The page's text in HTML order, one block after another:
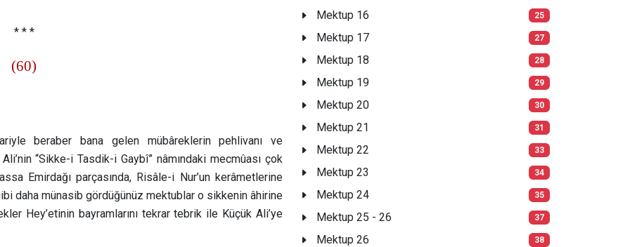
* * *
(60)
beraber bana gelen mübâreklerin pehlivanı ve
“Sikke-i Tasdik-i Gaybî” nâmındaki mecmûası çok
Emirdağı parçasında, Risâle-i Nur’un kerâmetlerine
daha münasib gördüğünüz mektublar o sikkenin âhirine
Hey’etinin bayramlarını tekrar tebrik ile Küçük Ali’ye
Mektup 16 25
Mektup 17 27
Mektup 18 28
Mektup 19 29
Mektup 20 30
Mektup 21 31
Mektup 22 33
Mektup 23 34
Mektup 24 35
Mektup 25 - 26 37
Mektup 26 38